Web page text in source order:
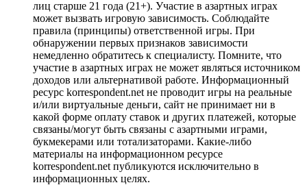
лиц старше 21 года (21+). Участие в азартных играх
может вызвать игровую зависимость. Соблюдайте
правила (принципы) ответственной игры. При
обнаружении первых признаков зависимости
немедленно обратитесь к специалисту. Помните, что
участие в азартных играх не может являться источником
доходов или альтернативой работе. Информационный
ресурс korrespondent.net не проводит игры на реальные
и/или виртуальные деньги, сайт не принимает ни в
какой форме оплату ставок и других платежей, которые
связаны/могут быть связаны с азартными играми,
букмекерами или тотализаторами. Какие-либо
материалы на информационном ресурсе
korrespondent.net публикуются исключительно в
информационных целях.